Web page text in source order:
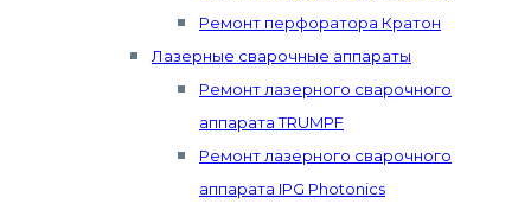
Ремонт перфоратора Кратон
Лазерные сварочные аппараты
Ремонт лазерного сварочного
аппарата TRUMPF
Ремонт лазерного сварочного
аппарата IPG Photonics